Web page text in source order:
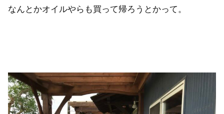
なんとかオイルやらも買って帰ろうとかって。